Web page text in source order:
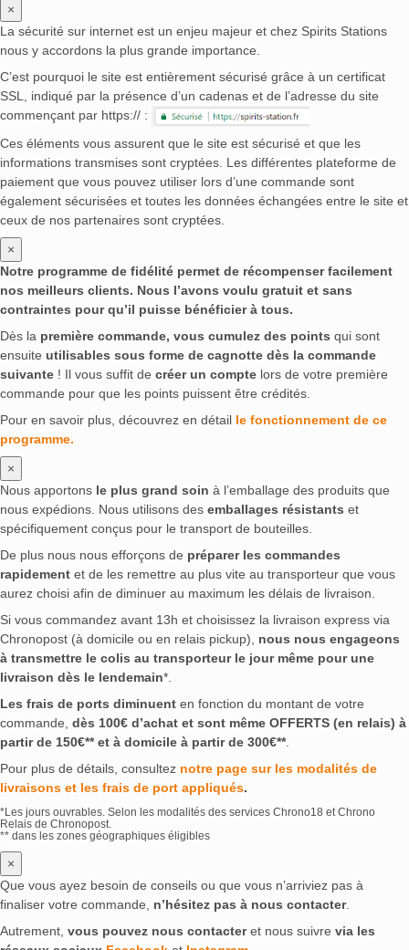
×
La sécurité sur internet est un enjeu majeur et chez Spirits Stations
nous y accordons la plus grande importance.
C’est pourquoi le site est entièrement sécurisé grâce à un certificat
SSL, indiqué par la présence d’un cadenas et de l’adresse du site
commençant par https:// :
Ces éléments vous assurent que le site est sécurisé et que les
informations transmises sont cryptées. Les différentes plateforme de
paiement que vous pouvez utiliser lors d’une commande sont
également sécurisées et toutes les données échangées entre le site et
ceux de nos partenaires sont cryptées.
×
Notre programme de fidélité permet de récompenser facilement
nos meilleurs clients. Nous l’avons voulu gratuit et sans
contraintes pour qu’il puisse bénéficier à tous.
Dès la première commande, vous cumulez des points qui sont
ensuite utilisables sous forme de cagnotte dès la commande
suivante ! Il vous suffit de créer un compte lors de votre première
commande pour que les points puissent être crédités.
Pour en savoir plus, découvrez en détail le fonctionnement de ce
programme.
×
Nous apportons le plus grand soin à l’emballage des produits que
nous expédions. Nous utilisons des emballages résistants et
spécifiquement conçus pour le transport de bouteilles.
De plus nous nous efforçons de préparer les commandes
rapidement et de les remettre au plus vite au transporteur que vous
aurez choisi afin de diminuer au maximum les délais de livraison.
Si vous commandez avant 13h et choisissez la livraison express via
Chronopost (à domicile ou en relais pickup), nous nous engageons
à transmettre le colis au transporteur le jour même pour une
livraison dès le lendemain*.
Les frais de ports diminuent en fonction du montant de votre
commande, dès 100€ d’achat et sont même OFFERTS (en relais) à
partir de 150€** et à domicile à partir de 300€**.
Pour plus de détails, consultez notre page sur les modalités de
livraisons et les frais de port appliqués.
*Les jours ouvrables. Selon les modalités des services Chrono18 et Chrono
Relais de Chronopost.
** dans les zones géographiques éligibles
×
Que vous ayez besoin de conseils ou que vous n’arriviez pas à
finaliser votre commande, n’hésitez pas à nous contacter.
Autrement, vous pouvez nous contacteret nous suivre via les